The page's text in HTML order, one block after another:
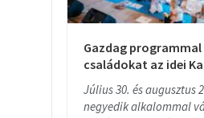
Gazdag programmal
családokat az idei
Július 30. és augusztus
negyedik alkalommal